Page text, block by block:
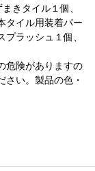
きタイル１個、
タイル用装着パー
ラッシュ１個、
危険がありますの
さい。製品の色・